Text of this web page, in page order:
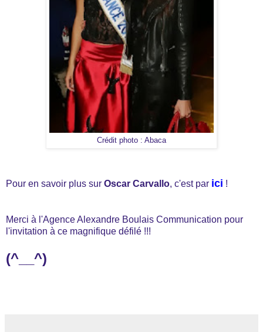
Crédit photo : Abaca
Pour en savoir plus sur Oscar Carvallo, c'est par ici !
Merci à l'Agence Alexandre Boulais Communication pour
l'invitation à ce magnifique défilé !!!
(^__^)